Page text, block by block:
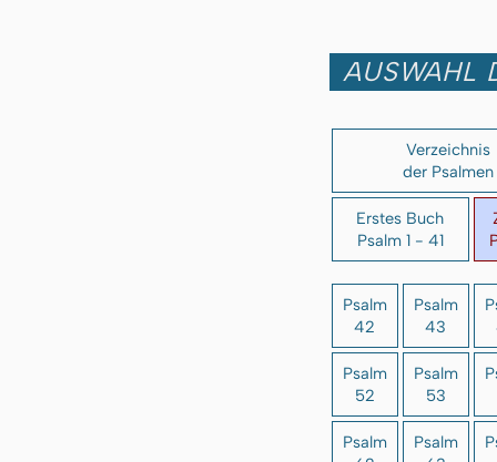
AUSWAHL
Verzeichnis
der Psalmen
Erstes Buch
Psalm 1 - 41
Psalm
42
Psalm
43
Psalm
52
Psalm
53
Psalm
Psalm